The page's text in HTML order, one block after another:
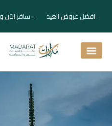
- افضل عروض العيد - سافر الآن